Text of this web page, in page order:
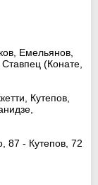
Емельянов,
(Конате,
Кутепов,
87 - Кутепов, 72